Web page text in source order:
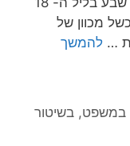
ככשל מכוון של
… להמשך
במשפט, בשיטור